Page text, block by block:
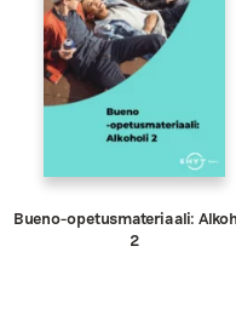
Bueno-opetusmateriaali:
2